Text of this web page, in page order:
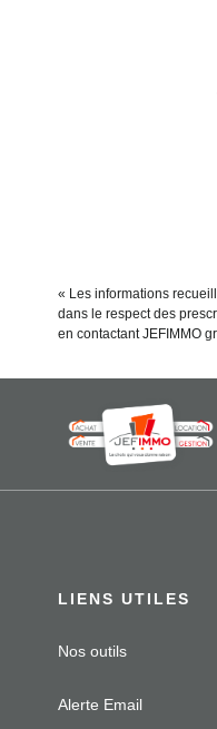
« Les informations
dans le respect des
en contactant JEFIMMO
LIENS UTILES
Nos outils
Alerte Email